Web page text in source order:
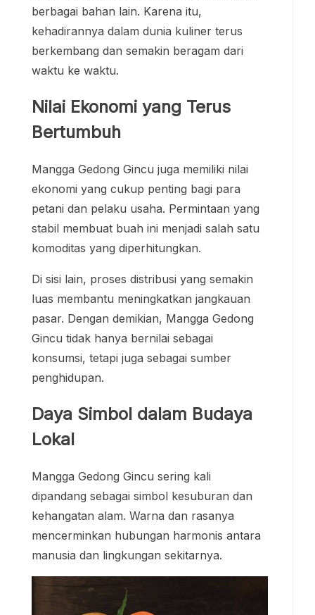
berbagai bahan lain. Karena itu,
kehadirannya dalam dunia kuliner terus
berkembang dan semakin beragam dari
waktu ke waktu.
Nilai Ekonomi yang Terus
Bertumbuh
Mangga Gedong Gincu juga memiliki nilai
ekonomi yang cukup penting bagi para
petani dan pelaku usaha. Permintaan yang
stabil membuat buah ini menjadi salah satu
komoditas yang diperhitungkan.
Di sisi lain, proses distribusi yang semakin
luas membantu meningkatkan jangkauan
pasar. Dengan demikian, Mangga Gedong
Gincu tidak hanya bernilai sebagai
konsumsi, tetapi juga sebagai sumber
penghidupan.
Daya Simbol dalam Budaya
Lokal
Mangga Gedong Gincu sering kali
dipandang sebagai simbol kesuburan dan
kehangatan alam. Warna dan rasanya
mencerminkan hubungan harmonis antara
manusia dan lingkungan sekitarnya.